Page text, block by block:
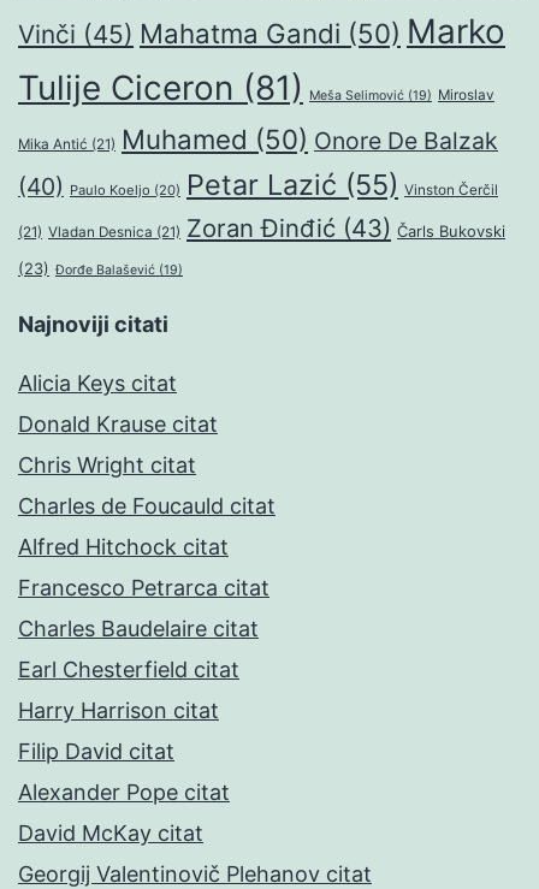
Vinči (45) Mahatma Gandi (50) Marko
Tulije Ciceron (81) Meša Selimović (19) Miroslav
Mika Antić (21) Muhamed (50) Onore De Balzak
(40) Paulo Koeljo (20) Petar Lazić (55) Vinston Čerčil
(21) Vladan Desnica (21) Zoran Đinđić (43) Čarls Bukovski
(23) Đorđe Balašević (19)
Najnoviji citati
Alicia Keys citat
Donald Krause citat
Chris Wright citat
Charles de Foucauld citat
Alfred Hitchock citat
Francesco Petrarca citat
Charles Baudelaire citat
Earl Chesterfield citat
Harry Harrison citat
Filip David citat
Alexander Pope citat
David McKay citat
Georgij Valentinovič Plehanov citat